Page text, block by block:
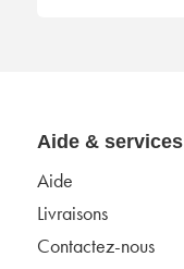
Aide & services
Aide
Livraisons
Contactez-nous